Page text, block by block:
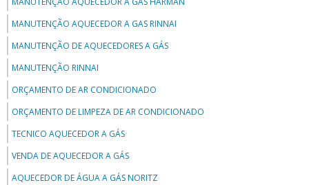
MANUTENÇÃO AQUECEDOR A GAS RINNAI
MANUTENÇÃO DE AQUECEDORES A GÁS
MANUTENÇÃO RINNAI
ORÇAMENTO DE AR CONDICIONADO
ORÇAMENTO DE LIMPEZA DE AR CONDICIONADO
TECNICO AQUECEDOR A GÁS
VENDA DE AQUECEDOR A GÁS
AQUECEDOR DE ÁGUA A GÁS NORITZ